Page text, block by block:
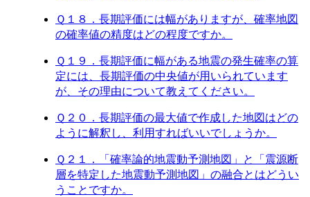
Ｑ１８．長期評価には幅がありますが、確率地図
の確率値の精度はどの程度ですか。
Ｑ１９．長期評価に幅がある地震の発生確率の算
定には、長期評価の中央値が用いられています
が、その理由について教えてください。
Ｑ２０．長期評価の最大値で作成した地図はどの
ように解釈し、利用すればいいでしょうか。
Ｑ２１．「確率論的地震動予測地図」と「震源断
層を特定した地震動予測地図」の融合とはどうい
うことですか。